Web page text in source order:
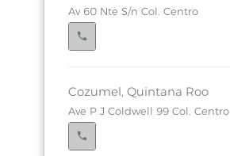
Av 60 Nte S/n Col. Centro
Cozumel, Quintana Roo
Ave P J Coldwell 99 Col. Centro